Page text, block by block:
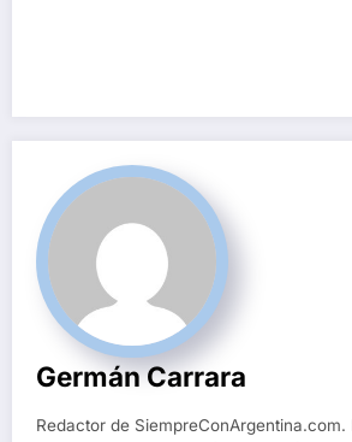
Germán Carrara
Redactor de SiempreConArgentina.com.